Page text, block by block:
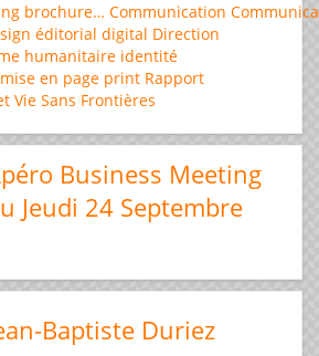
brochure… Communication
éditorial digital Direction
humanitaire identité
mise en page print Rapport
Vie Sans Frontières
Business Meeting
Jeudi 24 Septembre
Baptiste Duriez